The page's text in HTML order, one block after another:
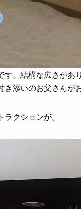
。結構な広さがあり
添いのお父さんが
クションが。